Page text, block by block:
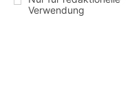
Verwendung